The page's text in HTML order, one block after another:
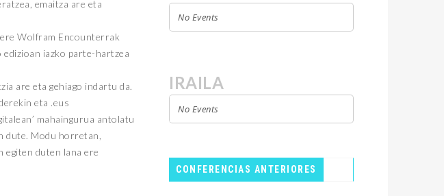
emaitza are eta
Wolfram Encounterrak
iazko parte-hartzea
are eta gehiago indartu da.
eta .eus
mahaingurua antolatu
dute. Modu horretan,
egiten duten lana ere
No Events
IRAILA
No Events
CONFERENCIAS ANTERIORES